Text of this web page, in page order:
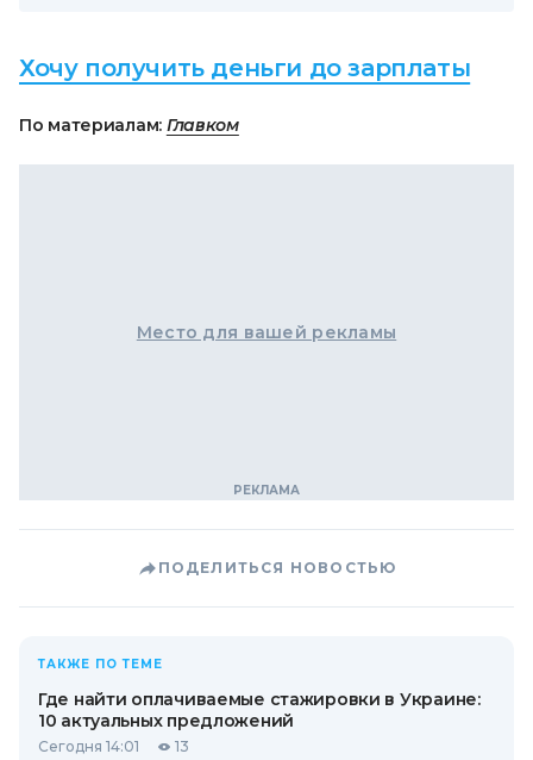
Хочу получить деньги до зарплаты
По материалам: Главком
Место для вашей рекламы
ПОДЕЛИТЬСЯ НОВОСТЬЮ
ТАКЖЕ ПО ТЕМЕ
Где найти оплачиваемые стажировки в Украине:
10 актуальных предложений
Сегодня 14:01 13